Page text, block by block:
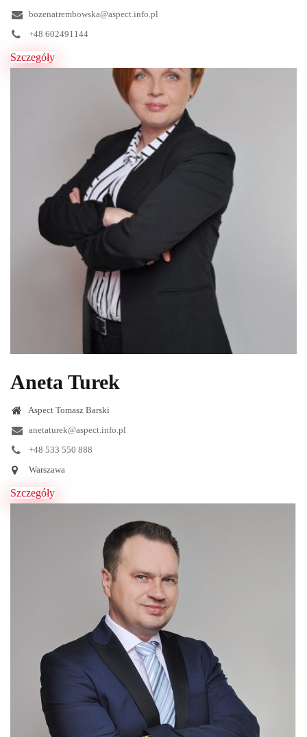
bozenatrembowska@aspect.info.pl
+48 602491144
Szczegóły
Aneta Turek
Aspect Tomasz Barski
anetaturek@aspect.info.pl
+48 533 550 888
Warszawa
Szczegóły